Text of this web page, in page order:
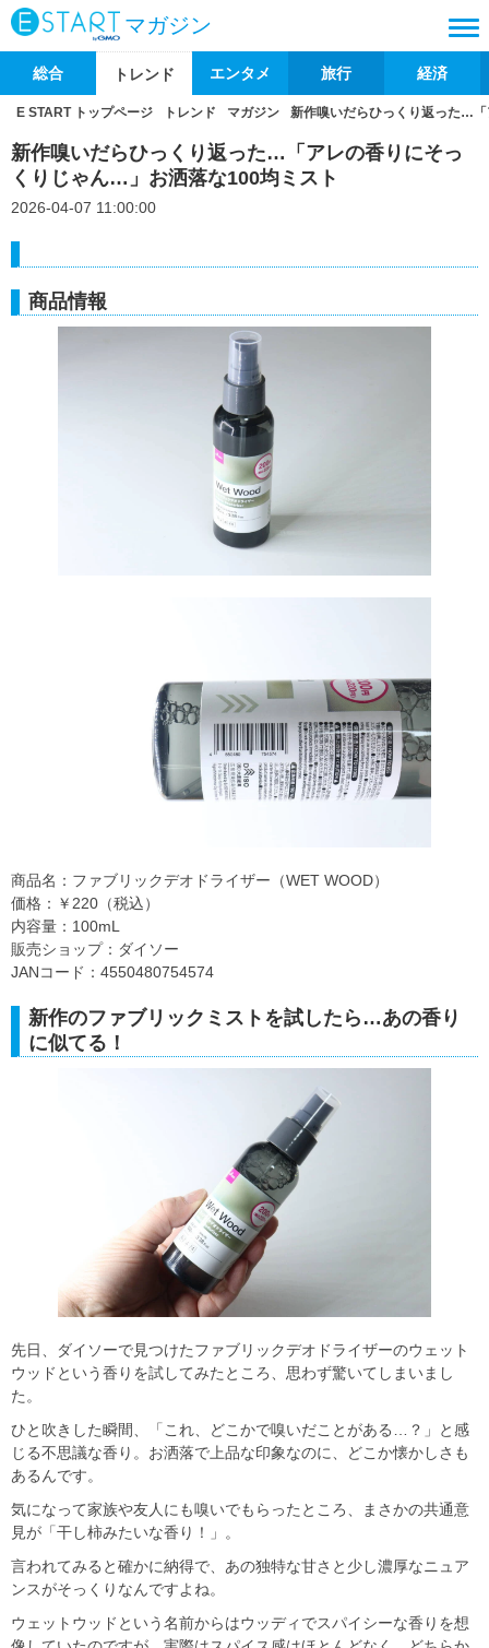
マガジン
総合 トレンド エンタメ 旅行 経済
E START トップページ トレンド マガジン 新作嗅いだらひっくり返った…
新作嗅いだらひっくり返った…「アレの香りにそっ
くりじゃん…」お洒落な100均ミスト
2026-04-07 11:00:00
商品情報
商品名：ファブリックデオドライザー（WET WOOD）
価格：￥220（税込）
内容量：100mL
販売ショップ：ダイソー
JANコード：4550480754574
新作のファブリックミストを試したら…あの香り
に似てる！
先日、ダイソーで見つけたファブリックデオドライザーのウェット
ウッドという香りを試してみたところ、思わず驚いてしまいまし
た。
ひと吹きした瞬間、「これ、どこかで嗅いだことがある…？」と感
じる不思議な香り。お洒落で上品な印象なのに、どこか懐かしさも
あるんです。
気になって家族や友人にも嗅いでもらったところ、まさかの共通意
見が「干し柿みたいな香り！」。
言われてみると確かに納得で、あの独特な甘さと少し濃厚なニュア
ンスがそっくりなんですよね。
ウェットウッドという名前からはウッディでスパイシーな香りを想